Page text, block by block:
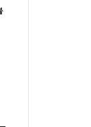
Website